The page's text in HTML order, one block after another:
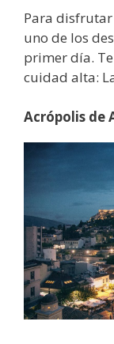
Para
uno de los
primer día.
cuidad alta:
Acrópolis de